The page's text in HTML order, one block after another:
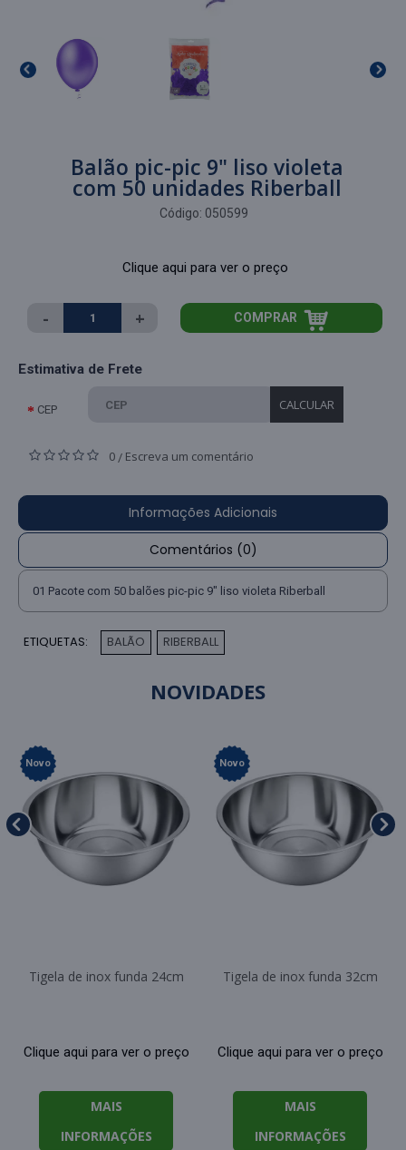
Balão pic-pic 9" liso violeta
com 50 unidades Riberball
Código: 050599
Clique aqui para ver o preço
- + COMPRAR
Estimativa de Frete
CEP CALCULAR
0 / Escreva um comentário
Informações Adicionais
Comentários (0)
01 Pacote com 50 balões pic-pic 9" liso violeta Riberball
ETIQUETAS: BALÃO RIBERBALL
NOVIDADES
Novo
Tigela de inox funda 24cm
Clique aqui para ver o preço
MAIS
INFORMAÇÕES
Novo
Tigela de inox funda 32cm
Clique aqui para ver o preço
MAIS
INFORMAÇÕES